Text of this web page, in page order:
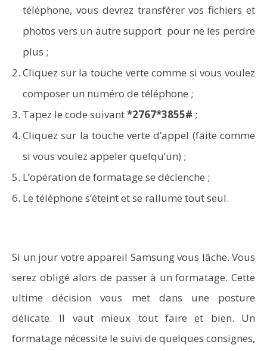
Code pour formater un Smartphone Samsung
téléphone, vous devrez transférer vos fichiers et
photos vers un autre support pour ne les perdre
plus ;
Cliquez sur la touche verte comme si vous voulez
composer un numéro de téléphone ;
Tapez le code suivant*2767*3855# ;
Cliquez sur la touche verte d’appel (faite comme
si vous voulez appeler quelqu’un) ;
L’opération de formatage se déclenche ;
Le téléphone s’éteint et se rallume tout seul.
Si un jour votre appareil Samsung vous lâche. Vous
serez obligé alors de passer à un formatage. Cette
ultime décision vous met dans une posture
délicate. Il vaut mieux tout faire et bien. Un
formatage nécessite le suivi de quelques consignes,